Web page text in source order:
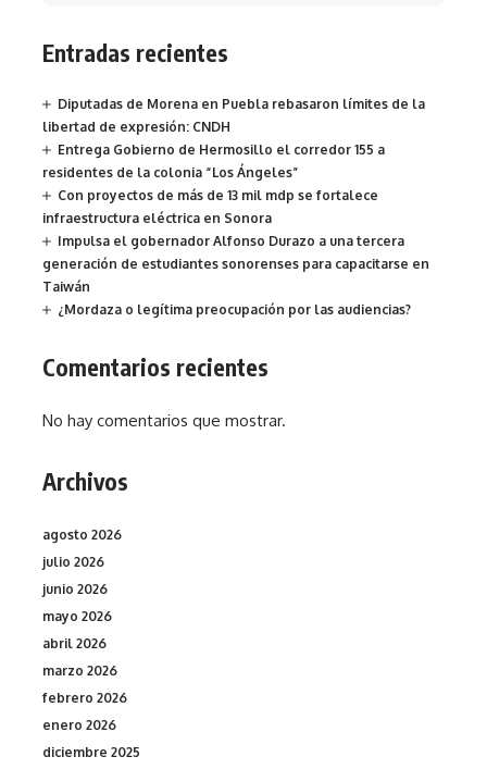
Entradas recientes
Diputadas de Morena en Puebla rebasaron límites de la
libertad de expresión: CNDH
Entrega Gobierno de Hermosillo el corredor 155 a
residentes de la colonia “Los Ángeles”
Con proyectos de más de 13 mil mdp se fortalece
infraestructura eléctrica en Sonora
Impulsa el gobernador Alfonso Durazo a una tercera
generación de estudiantes sonorenses para capacitarse en
Taiwán
¿Mordaza o legítima preocupación por las audiencias?
Comentarios recientes
No hay comentarios que mostrar.
Archivos
agosto 2026
julio 2026
junio 2026
mayo 2026
abril 2026
marzo 2026
febrero 2026
enero 2026
diciembre 2025